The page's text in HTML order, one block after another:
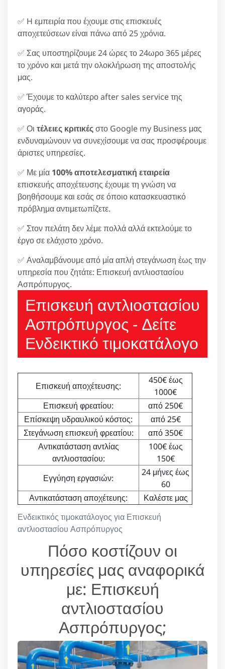
✅ H εμπειρία που έχουμε στις επισκευές
αποχετεύσεων είναι πάνω από 25 χρόνια.
✅ Σας υποστηρίζουμε 24 ώρες το 24ωρο 365 μέρες
το χρόνο και μετά την ολοκλήρωση της αποστολής
μας.
✅ Έχουμε το καλύτερο after sales service της
αγοράς.
✅ Οι τέλειες κριτικέςστο Google my Business μας
ενδυναμώνουν να συνεχίσουμε να σας προσφέρουμε
άριστες υπηρεσίες.
✅ Με μία 100% αποτελεσματική εταιρεία
επισκευής αποχέτευσης έχουμε τη γνώση να
βοηθήσουμε και εσάς σε όποιο κατασκευαστικό
πρόβλημα αντιμετωπίζετε.
✅ Στον πελάτη δεν λέμε πολλά αλλά εκτελούμε το
έργο σε ελάχιστο χρόνο.
✅ Αναλαμβάνουμε από μία απλή στεγάνωση έως την
υπηρεσία που ζητάτε: Επισκευή αντλιοστασίου
Ασπρόπυργος.
Επισκευή αντλιοστασίου
Ασπρόπυργος - Δείτε
Ενδεικτικό τιμοκατάλογο
Ενδεικτικός τιμοκατάλογος για Επισκευή
αντλιοστασίου Ασπρόπυργος
Επισκευή αποχέτευσης:
450€ έως
1000€
Επισκευή φρεατίου:
από 250€
Επίσκεψη υδραυλικού κόστος:
από 25€
Στεγάνωση επισκευή φρεατίου:
από 350€
Αντικατάσταση αντλίας
αντλιοστασίου:
100€ έως
150€
Εγγύηση εργασιών:
24 μήνες έως
60
Αντικατάσταση αποχέτευης:
Καλέστε μας
Πόσο κοστίζουν οι
υπηρεσίες μας αναφορικά
με: Επισκευή
αντλιοστασίου
Ασπρόπυργος;